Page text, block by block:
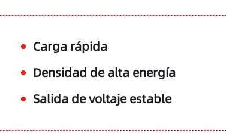
Carga rápida
Densidad de alta energía
Salida de voltaje estable